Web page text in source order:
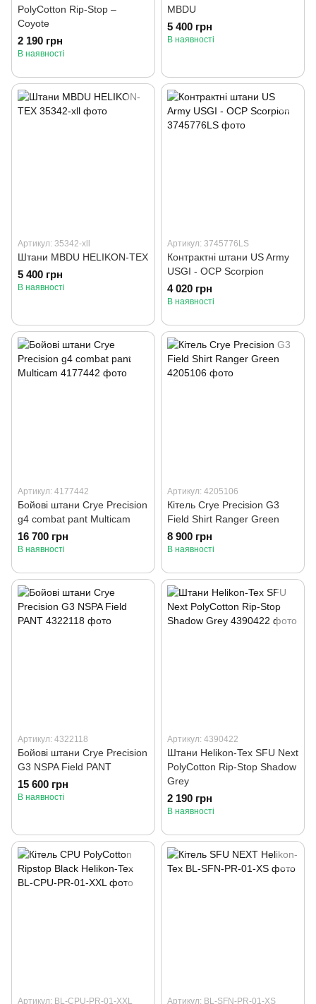
PolyCotton Rip-Stop –
Coyote
2 190 грн
В наявності
MBDU
5 400 грн
В наявності
Артикул: 35342-xll
Штани MBDU HELIKON-TEX
5 400 грн
В наявності
Артикул: 3745776LS
Контрактні штани US Army
USGI - OCP Scorpion
4 020 грн
В наявності
Артикул: 4177442
Бойові штани Crye Precision
g4 combat pant Multicam
16 700 грн
В наявності
Артикул: 4205106
Кітель Crye Precision G3
Field Shirt Ranger Green
8 900 грн
В наявності
Артикул: 4322118
Бойові штани Crye Precision
G3 NSPA Field PANT
15 600 грн
В наявності
Артикул: 4390422
Штани Helikon-Tex SFU Next
PolyCotton Rip-Stop Shadow
Grey
2 190 грн
В наявності
Артикул: BL-CPU-PR-01-XXL Артикул: BL-SFN-PR-01-XS